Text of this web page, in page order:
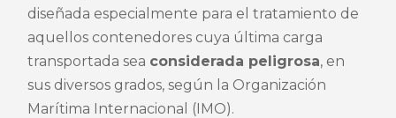
diseñada especialmente para el tratamiento de
aquellos contenedores cuya última carga
transportada sea considerada peligrosa, en
sus diversos grados, según la Organización
Marítima Internacional (IMO).